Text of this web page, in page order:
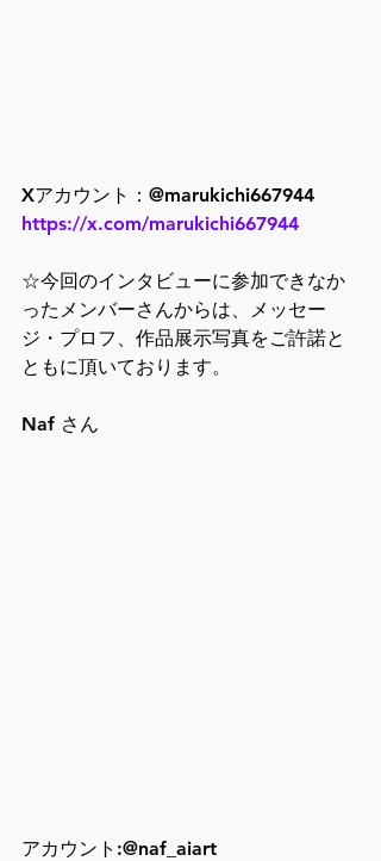
Xアカウント：@marukichi667944
https://x.com/marukichi667944
☆今回のインタビューに参加できなか
ったメンバーさんからは、メッセー
ジ・プロフ、作品展示写真をご許諾と
ともに頂いております。
Naf さん
アカウント:@naf_aiart